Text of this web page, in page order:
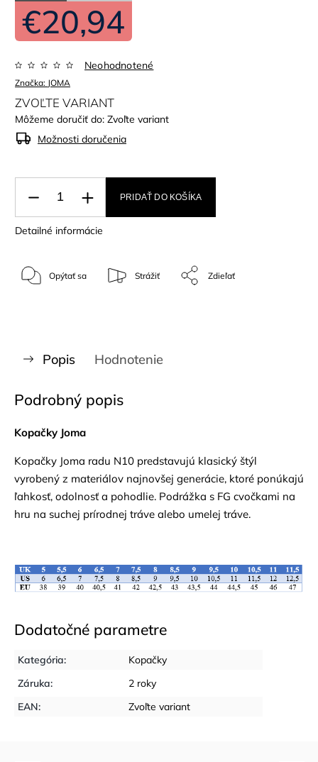
Značka: JOMA
Neohodnotené
€20,94
ZVOĽTE VARIANT
Môžeme doručiť do: Zvoľte variant
Možnosti doručenia
PRIDAŤ DO KOŠÍKA
Detailné informácie
Opýtať sa Strážiť Zdieľať
Popis Hodnotenie
Podrobný popis
Kopačky Joma
Kopačky Joma radu N10 predstavujú klasický štýl
vyrobený z materiálov najnovšej generácie, ktoré ponúkajú
ľahkosť, odolnosť a pohodlie. Podrážka s FG cvočkami na
hru na suchej prírodnej tráve alebo umelej tráve.
Dodatočné parametre
Kategória:
Kopačky
Záruka:
2 roky
EAN: Zvoľte variant